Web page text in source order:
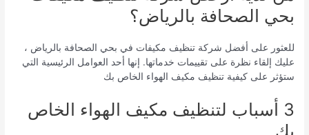
بحي الصحافة بالرياض؟
للعثور على أفضل شركة تنظيف مكيفات في بحي الصحافة بالرياض ،
عليك إلقاء نظرة على تقييمات خدماتها. إنها أحد العوامل الرئيسية التي
ستؤثر على كيفية تنظيف مكيف الهواء الخاص بك
3 أسباب لتنظيف مكيف الهواء الخاص